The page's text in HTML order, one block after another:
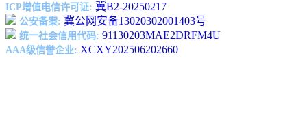
ICP增值电信许可证: 冀B2-20250217
公安备案: 冀公网安备13020302001403号
统一社会信用代码: 91130203MAE2DRFM4U
AAA级信誉企业: XCXY202506202660